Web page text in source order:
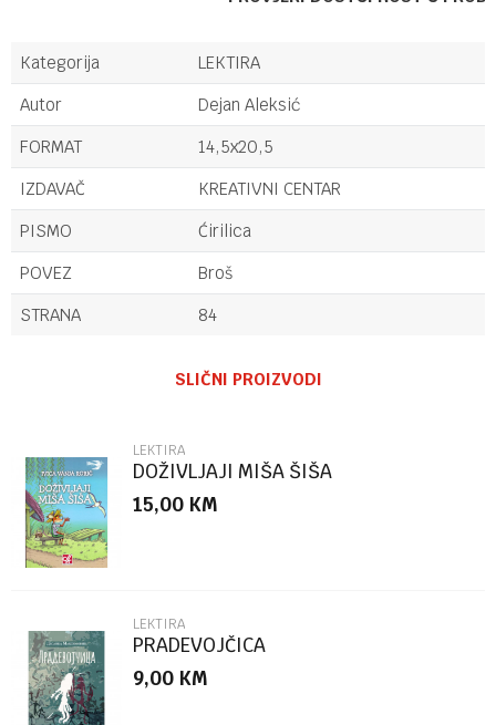
Kategorija
LEKTIRA
Autor
Dejan Aleksić
FORMAT
14,5x20,5
IZDAVAČ
KREATIVNI CENTAR
PISMO
Ćirilica
POVEZ
Broš
STRANA
84
Poruka
POŠALJI
SLIČNI PROIZVODI
LEKTIRA
DOŽIVLJAJI MIŠA ŠIŠA
15,00 KM
LEKTIRA
PRADEVOJČICA
9,00 KM